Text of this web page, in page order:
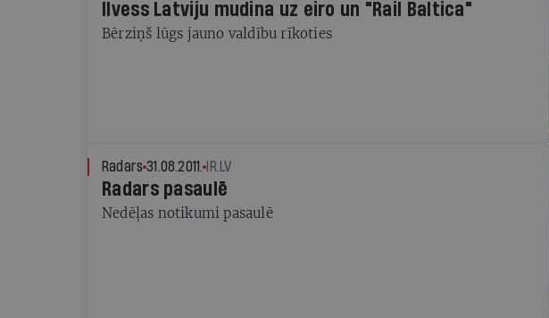
Ilvess Latviju mudina uz eiro un "Rail Baltica"
Bērziņš lūgs jauno valdību rīkoties
Radars 31.08.2011. IR.LV
Radars pasaulē
Nedēļas notikumi pasaulē